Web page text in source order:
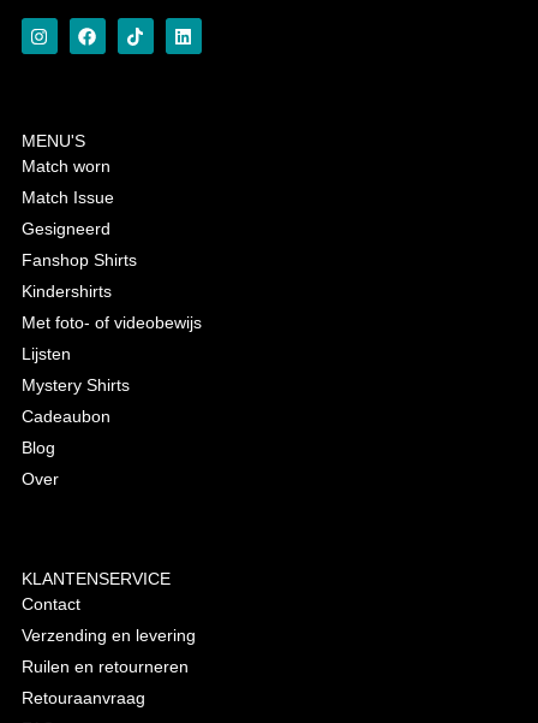
MENU'S
Match worn
Match Issue
Gesigneerd
Fanshop Shirts
Kindershirts
Met foto- of videobewijs
Lijsten
Mystery Shirts
Cadeaubon
Blog
Over
KLANTENSERVICE
Contact
Verzending en levering
Ruilen en retourneren
Retouraanvraag